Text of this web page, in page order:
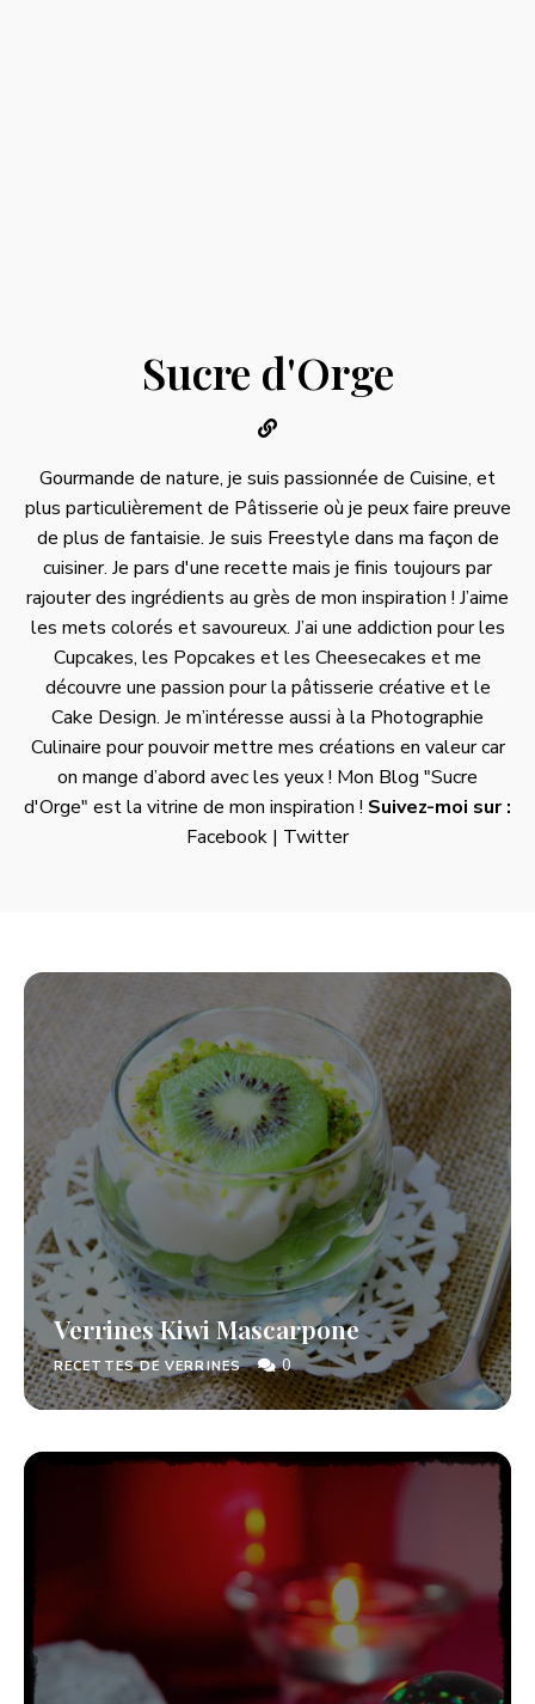
Sucre d'Orge
Gourmande de nature, je suis passionnée de Cuisine, et
plus particulièrement de Pâtisserie où je peux faire preuve
de plus de fantaisie. Je suis Freestyle dans ma façon de
cuisiner. Je pars d'une recette mais je finis toujours par
rajouter des ingrédients au grès de mon inspiration ! J’aime
les mets colorés et savoureux. J’ai une addiction pour les
Cupcakes, les Popcakes et les Cheesecakes et me
découvre une passion pour la pâtisserie créative et le
Cake Design. Je m’intéresse aussi à la Photographie
Culinaire pour pouvoir mettre mes créations en valeur car
on mange d’abord avec les yeux ! Mon Blog "Sucre
d'Orge" est la vitrine de mon inspiration ! Suivez-moi sur :
Facebook | Twitter
Verrines Kiwi Mascarpone
RECETTES DE VERRINES 0